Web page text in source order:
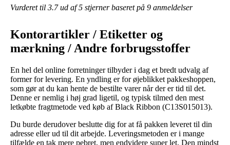
Vurderet til 3.7ud af 5 stjerner baseret på 9 anmeldelser
Kontorartikler / Etiketter og
mærkning / Andre forbrugsstoffer
En hel del online forretninger tilbyder i dag et bredt udvalg af
former for levering. En yndling er for øjeblikket pakkeshoppen,
som gør at du kan hente de bestilte varer når der er tid til det.
Denne er nemlig i høj grad ligetil, og typisk tilmed den mest
letkøbte fragtmetode ved køb af Black Ribbon (C13S015013).
Du burde derudover beslutte dig for at få pakken leveret til din
adresse eller ud til dit arbejde. Leveringsmetoden er i mange
tilfælde en tak mere pebret, men endvidere super let. Den mindst